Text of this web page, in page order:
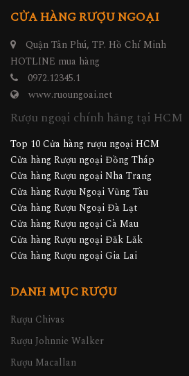
CỬA HÀNG RƯỢU NGOẠI
Quận Tân Phú, TP. Hồ Chí Minh
HOTLINE mua hàng
0972.12345.1
www.ruoungoai.net
Rượu ngoại chính hãng tại HCM
Top 10 Cửa hàng rượu ngoại HCM
Cửa hàng Rượu ngoại Đồng Tháp
Cửa hàng Rượu ngoại Nha Trang
Cửa hàng Rượu Ngoại Vũng Tàu
Cửa hàng Rượu Ngoại Đà Lạt
Cửa hàng Rượu ngoại Cà Mau
Cửa hàng Rượu ngoại Đăk Lăk
Cửa hàng Rượu ngoại Gia Lai
DANH MỤC RƯỢU
Rượu Chivas
Rượu Johnnie Walker
Rượu Macallan